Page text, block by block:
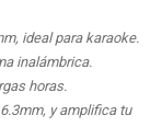
ideal para karaoke.
inalámbrica.
horas.
y amplifica tu